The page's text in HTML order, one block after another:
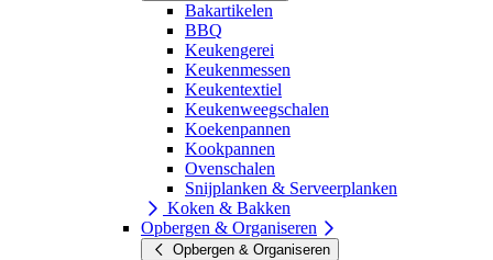
Bakartikelen
BBQ
Keukengerei
Keukenmessen
Keukentextiel
Keukenweegschalen
Koekenpannen
Kookpannen
Ovenschalen
Snijplanken & Serveerplanken
Koken & Bakken
Opbergen & Organiseren
Opbergen & Organiseren